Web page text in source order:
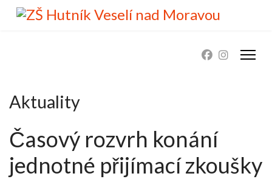
Aktuality
Časový rozvrh konání
jednotné přijímací zkoušky